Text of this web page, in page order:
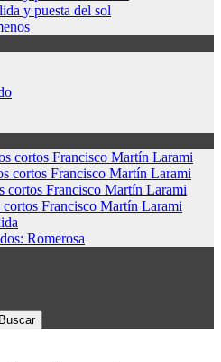
y puesta del sol
cortos Francisco Martín Larami
cortos Francisco Martín Larami
cortos Francisco Martín Larami
cortos Francisco Martín Larami
Romerosa